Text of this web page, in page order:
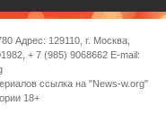
Адрес: 129110, г. Москва,
+ 7 (985) 9068662 E-mail:
ссылка на "News-w.org"
18+